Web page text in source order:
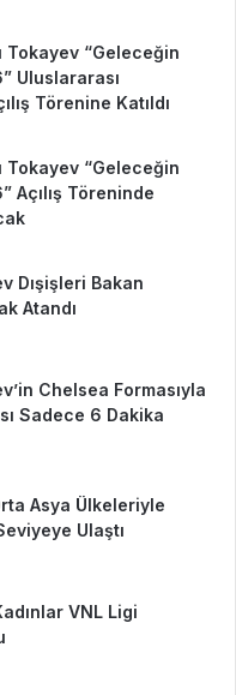
Tokayev “Geleceğin
Uluslararası
Törenine Katıldı
Tokayev “Geleceğin
Açılış Töreninde
Dışişleri Bakan
Atandı
Chelsea Formasıyla
Sadece 6 Dakika
Asya Ülkeleriyle
Ulaştı
VNL Ligi